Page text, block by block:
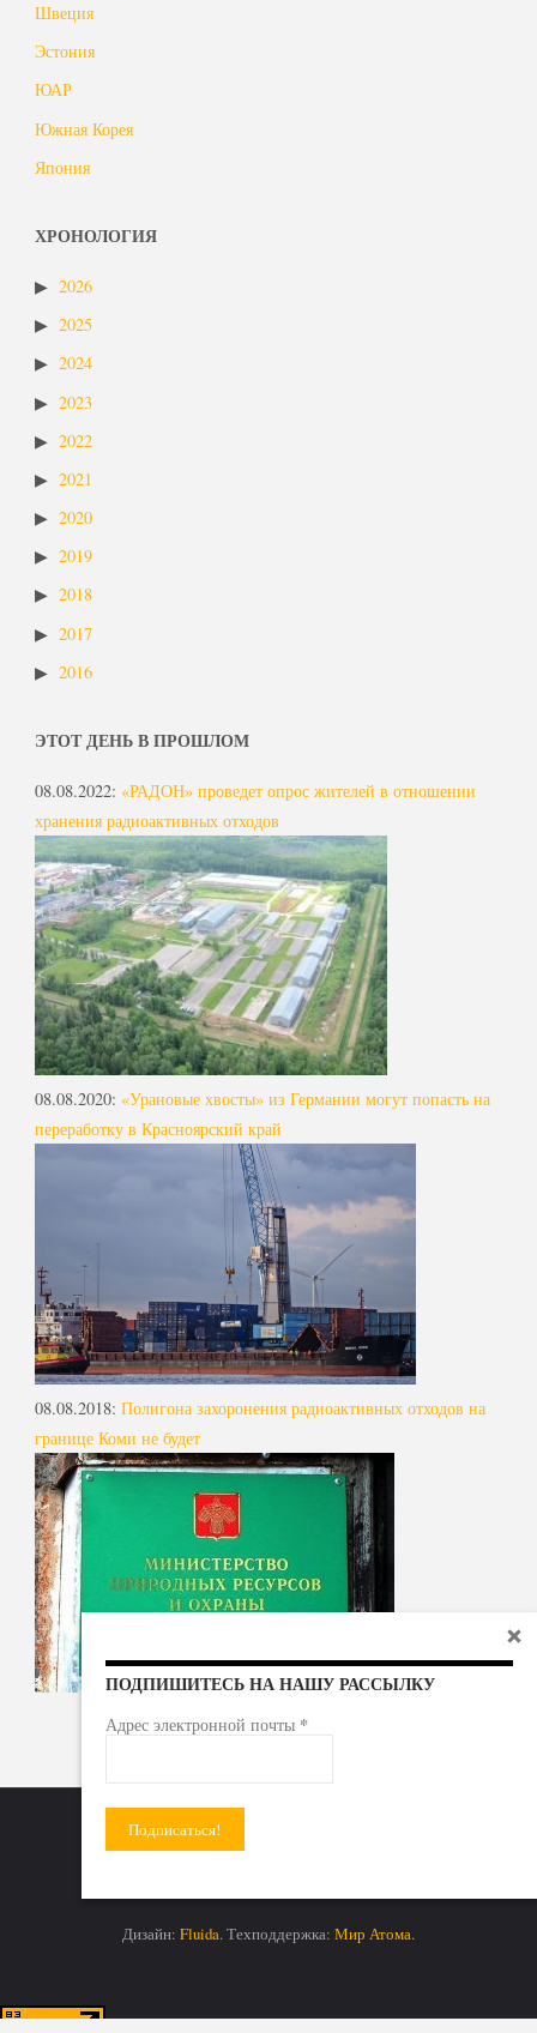
Швеция
Эстония
ЮАР
Южная Корея
Япония
ХРОНОЛОГИЯ
2026
2025
2024
2023
2022
2021
2020
2019
2018
2017
2016
ЭТОТ ДЕНЬ В ПРОШЛОМ
08.08.2022: «РАДОН» проведет опрос жителей в отношении
хранения радиоактивных отходов
08.08.2020: «Урановые хвосты» из Германии могут попасть на
переработку в Красноярский край
08.08.2018: Полигона захоронения радиоактивных отходов на
границе Коми не будет
Дизайн: Fluida. Техподдержка: Мир Атома.
ПОДПИШИТЕСЬ НА НАШУ РАССЫЛКУ
Адрес электронной почты *